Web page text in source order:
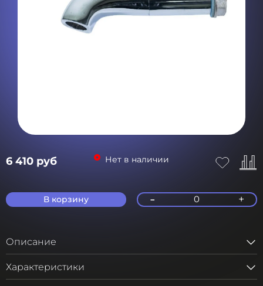
6 410 руб Нет в наличии
В корзину - 0 +
Описание
Характеристики